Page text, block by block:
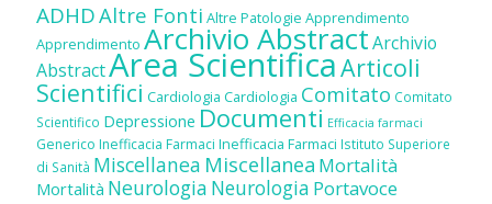
ADHDAltre Fonti Altre Patologie Apprendimento
Apprendimento Archivio AbstractArchivio
AbstractArea ScientificaArticoli
Scientifici Cardiologia Cardiologia Comitato Comitato
Scientifico Depressione Documenti Efficacia farmaci
Generico Inefficacia Farmaci Inefficacia Farmaci Istituto Superiore
di Sanità Miscellanea Miscellanea Mortalità
Mortalità Neurologia Neurologia Portavoce